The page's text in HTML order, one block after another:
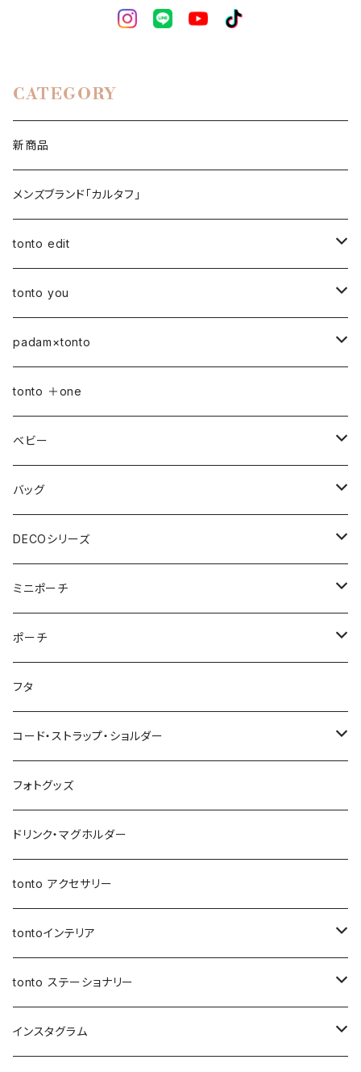
CATEGORY
新商品
メンズブランド「カルタフ」
tonto edit
petal bag
tonto you
ベビー
おむつポーチ
おむつポーチ fit
母子手帳ケース
ストローラーバッグ
バッグ
ショルダーバッグ
アジャスターショルダーバッグ
バッグイン巾着
マルシェバッグ
ナップサック
レッスンバッグ
ポーチ
シカクポーチ
マルチポーチ
オールインポーチ
ボトルホルダー
ドリンク・マグホルダー
インテリア
レザーケース
ティッシュケース
ステーショナリー
ペンケース
ブックカバー
ストラップ
padam×tonto
Sサイズ
Mサイズ
tonto ＋one
ベビー
おむつポーチ
おむつポーチ
ポケット付きおむつポーチ
おむつポーチ fit
おむつポーチ fit
ポケット付きおむつポーチ fit
ストローラーバッグ
ウェットティッシュケース
NEWウェットティッシュケース
３点セット
ポケットティッシュケース
NEWポケットティッシュケース
３点セット
母子手帳ケース
マザーズバッグ
保冷保温ポーチ
バッグ
ショルダーバッグ
ファスナー付きショルダーバッグ
スマホショルダー
トートバッグ
トートバッグ
レザートートバッグ（横型）
ジップトント
Sサイズ
Mサイズ
マザーズバッグ
あずまバッグ
３way一升餅リュック
母子手帳ケース
バケツバッグ
スクエアバッグ
メッセンジャーバッグ
巾着バッグ
DECOシリーズ
ショルダーバッグ
アジャスターショルダーバッグ
トートバッグ
ポーチ・小物ケース
スクエアバッグ
ジップトント
アジャスタージップトント
オケージョンバッグ
アジャスターオケージョンバッグ
バケツバッグ・巾着ショルダーバッグ
ミニポーチ
シカクポーチ
テトラポーチ
ポーチ
ポーチ
オールインポーチ
小物ケース
移動ポケット
保冷・保温 ポーチ
ボトルホルダー
フタ
コード・ストラップ・ショルダー
コード
レザーショルダー
ショートストラップ
ロングストラップ
レザーストラップ
ショルダーベルト
フォトグッズ
ドリンク・マグホルダー
tonto アクセサリー
tontoインテリア
クッションカバー
レザーケース
tonto ステーショナリー
ペンケース
インスタグラム